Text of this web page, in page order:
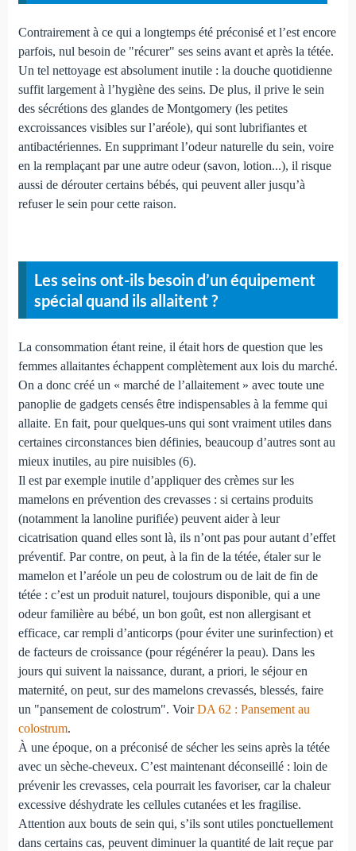
Contrairement à ce qui a longtemps été préconisé et l’est encore
parfois, nul besoin de "récurer" ses seins avant et après la tétée.
Un tel nettoyage est absolument inutile : la douche quotidienne
suffit largement à l’hygiène des seins. De plus, il prive le sein
des sécrétions des glandes de Montgomery (les petites
excroissances visibles sur l’aréole), qui sont lubrifiantes et
antibactériennes. En supprimant l’odeur naturelle du sein, voire
en la remplaçant par une autre odeur (savon, lotion...), il risque
aussi de dérouter certains bébés, qui peuvent aller jusqu’à
refuser le sein pour cette raison.
Les seins ont-ils besoin d’un équipement
spécial quand ils allaitent ?
La consommation étant reine, il était hors de question que les
femmes allaitantes échappent complètement aux lois du marché.
On a donc créé un « marché de l’allaitement » avec toute une
panoplie de gadgets censés être indispensables à la femme qui
allaite. En fait, pour quelques-uns qui sont vraiment utiles dans
certaines circonstances bien définies, beaucoup d’autres sont au
mieux inutiles, au pire nuisibles (6).
Il est par exemple inutile d’appliquer des crèmes sur les
mamelons en prévention des crevasses : si certains produits
(notamment la lanoline purifiée) peuvent aider à leur
cicatrisation quand elles sont là, ils n’ont pas pour autant d’effet
préventif. Par contre, on peut, à la fin de la tétée, étaler sur le
mamelon et l’aréole un peu de colostrum ou de lait de fin de
tétée : c’est un produit naturel, toujours disponible, qui a une
odeur familière au bébé, un bon goût, est non allergisant et
efficace, car rempli d’anticorps (pour éviter une surinfection) et
de facteurs de croissance (pour régénérer la peau). Dans les
jours qui suivent la naissance, durant, a priori, le séjour en
maternité, on peut, sur des mamelons crevassés, blessés, faire
un "pansement de colostrum". VoirDA 62 : Pansement au
colostrum.
À une époque, on a préconisé de sécher les seins après la tétée
avec un sèche-cheveux. C’est maintenant déconseillé : loin de
prévenir les crevasses, cela pourrait les favoriser, car la chaleur
excessive déshydrate les cellules cutanées et les fragilise.
Attention aux bouts de sein qui, s’ils sont utiles ponctuellement
dans certains cas, peuvent diminuer la quantité de lait reçue par